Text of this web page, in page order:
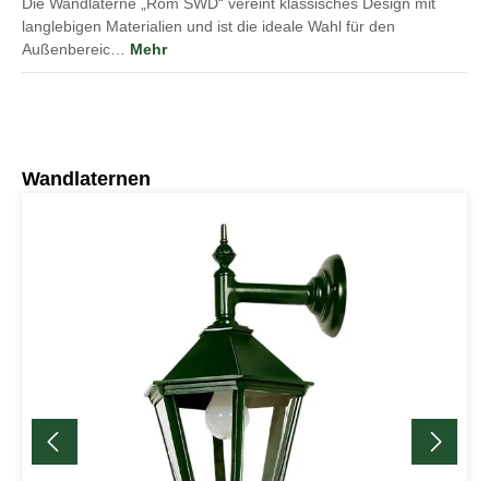
langlebigen Materialien und ist die ideale Wahl für den
Außenbereic… Mehr
Produktgalerie überspringen
Wandlaternen